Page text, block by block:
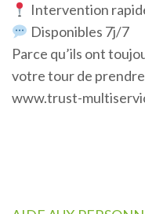
Intervention
Disponibles 7j/7
Parce qu’ils ont
votre tour de prendre
www.trust-